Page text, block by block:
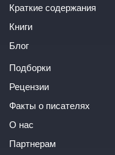
Краткие содержания
Книги
Блог
Подборки
Рецензии
Факты о писателях
О нас
Партнерам